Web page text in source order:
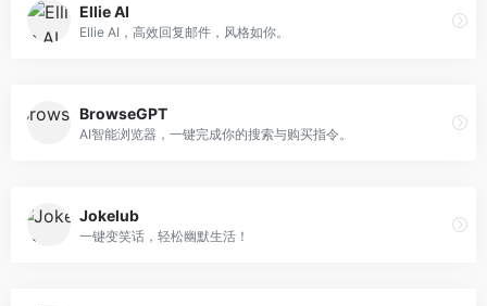
Ellie AI
Ellie AI，高效回复邮件，风格如你。
BrowseGPT
AI智能浏览器，一键完成你的搜索与购买指令。
Jokelub
一键变笑话，轻松幽默生活！